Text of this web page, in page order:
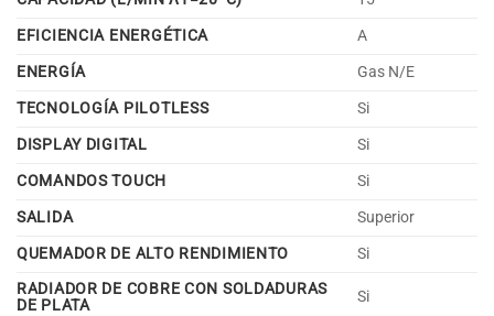
EFICIENCIA ENERGÉTICA
A
ENERGÍA
Gas N/E
TECNOLOGÍA PILOTLESS
Si
DISPLAY DIGITAL
Si
COMANDOS TOUCH
Si
SALIDA
Superior
QUEMADOR DE ALTO RENDIMIENTO
Si
RADIADOR DE COBRE CON SOLDADURAS
DE PLATA
Si